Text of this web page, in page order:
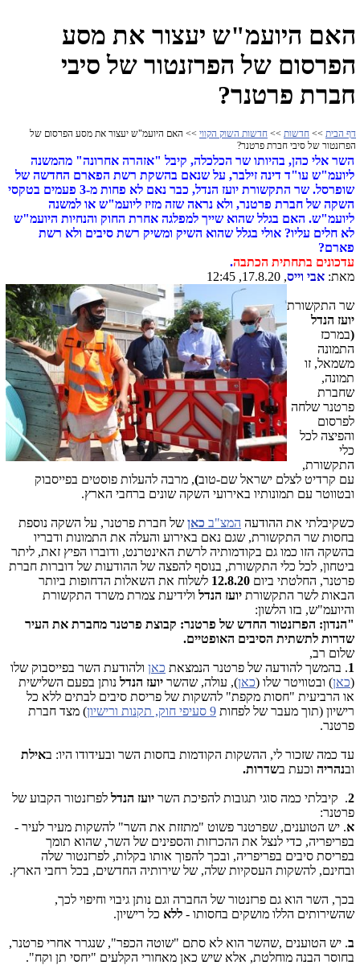
האם היועמ"ש יעצור את מסע
הפרסום של הפרזנטור של סיבי
חברת פרטנר?
דף הבית >> חדשות >> חדשות השוק הקווי >> האם היועמ"ש יעצור את מסע הפרסום של
הפרזנטור של סיבי חברת פרטנר?
השר אלי כהן, בהיותו שר הכלכלה, קיבל "אזהרה אחרונה" מהמשנה
ליועמ"ש עו"ד דינה זילבר, על שנאם בהשקת רשת הפארם החדשה של
שופרסל. שר התקשורת יועז הנדל, כבר נאם לא פחות מ-3 פעמים בטקסי
השקה של חברת פרטנר, ולא נראה שזה מזיז ליועמ"ש או למשנה
ליועמ"ש. האם בגלל שהוא שייך למפלגה אחרת החוק והנחיות היועמ"ש
לא חלים עליו? אולי בגלל שהוא השיק ומשיק רשת סיבים ולא רשת
פארם?
עדכונים בתחתית הכתבה.
מאת: אבי וייס, 17.8.20, 12:45
שר התקשורת
יועז הנדל
(במרכז
התמונה
משמאל, זו
תמונה,
שחברת
פרטנר שלחה
לפרסום
והפיצה לכל
כלי
התקשורת,
עם קרדיט לצלם ישראל שם-טוב), מרבה להעלות פוסטים בפייסבוק
ובטווטר עם תמונותיו באירועי השקה שונים ברחבי הארץ.
כשקיבלתי את ההודעה המצ"ב כאן של חברת פרטנר, על השקה נוספת
בחסות שר התקשורת, שגם נאם באירוע והעלה את התמונות ודבריו
בהשקה הזו כמו גם בקודמותיה לרשת האינטרנט, ודוברו הפיץ זאת, ליתר
ביטחון, לכל כלי התקשורת, בנוסף להפצה של ההודעות של דוברות חברת
פרטנר, החלטתי ביום 12.8.20 לשלוח את השאלות הדחופות ביותר
הבאות לשר התקשורת יועז הנדל ולידיעת צמרת משרד התקשורת
והיועמ"ש, בזו הלשון:
"הנדון: הפרזנטור החדש של פרטנר: קבוצת פרטנר מחברת את העיר
שדרות לתשתית הסיבים האופטיים.
שלום רב,
1. בהמשך להודעה של פרטנר הנמצאת כאן ולהודעת השר בפייסבוק שלו
(כאן) ובטוויטר שלו (כאן), עולה, שהשר יועז הנדל נותן בפעם השלישית
או הרביעית "חסות מקפת" להשקות של פריסת סיבים לבתים ללא כל
רישיון (תוך מעבר של לפחות 9 סעיפי חוק, תקנות ורישיון
) מצד חברת
פרטנר.
עד כמה שזכור לי, ההשקות הקודמות בחסות השר ובעידודו היו: באילת
ובנהריה וכעת בשדרות.
2. קיבלתי כמה סוגי תגובות להפיכת השר יועז הנדל לפרזנטור הקבוע של
פרטנר:
א. יש הטוענים, שפרטנר פשוט "מתזזת את השר" להשקות מעיר לעיר -
בפריפריה, כדי לנצל את ההכרזות והספינים של השר, שהוא תומך
בפריסת סיבים בפריפריה, ובכך להפוך אותו בקלות, לפרזנטור שלה
ובחינם, להשקות העסקיות שלה, של שירותיה החדשים, בכל רחבי הארץ.
בכך, השר הוא גם פרזנטור של החברה וגם נותן גיבוי וחיפוי לכך,
שהשירותים הללו מושקים בחסותו - ללא כל רישיון.
ב. יש הטוענים ,שהשר הוא לא סתם "שוטה הכפר", שנגרר אחרי פרטנר,
בחוסר הבנה מוחלטת, אלא שיש כאן מאחורי הקלעים "יחסי תן וקח".